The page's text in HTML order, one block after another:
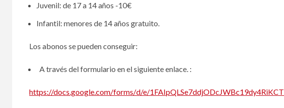
Juvenil: de 17 a 14 años -10€
Infantil: menores de 14 años gratuito.
Los abonos se pueden conseguir:
A través del formulario en el siguiente enlace. :
https://docs.google.com/forms/d/e/1FAIpQLSe7ddjODcJWBc19dy4RiKCT